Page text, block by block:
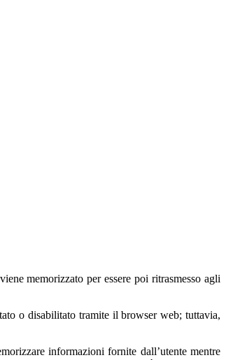
memorizzato per essere poi ritrasmesso agli
o disabilitato tramite il browser web; tuttavia,
informazioni fornite dall’utente mentre